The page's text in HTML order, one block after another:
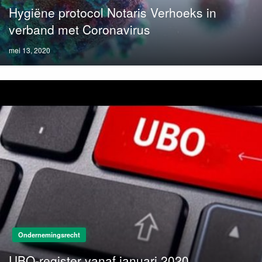
Hygiëne protocol Notaris Verhoeks in
verband met Coronavirus
Posted
on
mei 13, 2020
Ondernemingsrecht